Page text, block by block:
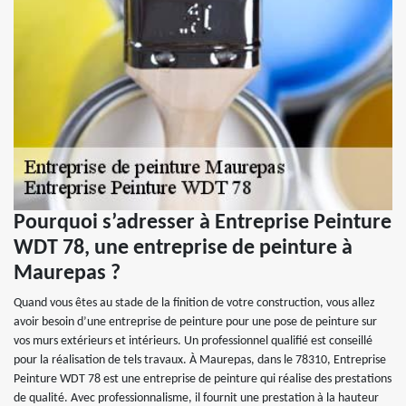
Pourquoi s’adresser à Entreprise Peinture
WDT 78, une entreprise de peinture à
Maurepas ?
Quand vous êtes au stade de la finition de votre construction, vous allez
avoir besoin d’une entreprise de peinture pour une pose de peinture sur
vos murs extérieurs et intérieurs. Un professionnel qualifié est conseillé
pour la réalisation de tels travaux. À Maurepas, dans le 78310, Entreprise
Peinture WDT 78 est une entreprise de peinture qui réalise des prestations
de qualité. Avec professionnalisme, il fournit une prestation à la hauteur